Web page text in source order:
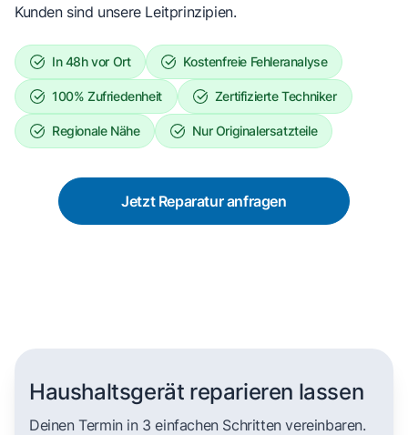
Kunden sind unsere Leitprinzipien.
In 48h vor Ort Kostenfreie Fehleranalyse
100% Zufriedenheit Zertifizierte Techniker
Regionale Nähe Nur Originalersatzteile
Jetzt Reparatur anfragen
Haushaltsgerät reparieren lassen
Deinen Termin in 3 einfachen Schritten vereinbaren.